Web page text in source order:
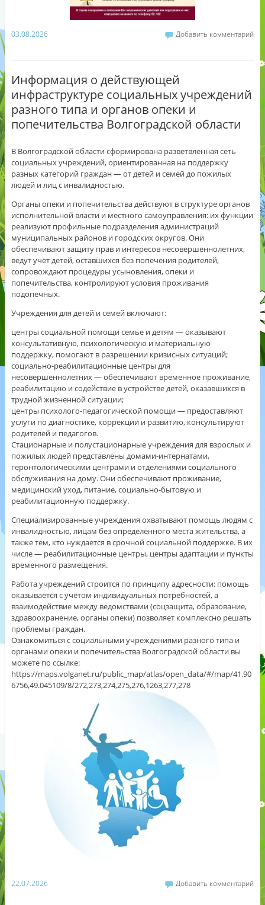
03.08.2026 Добавить комментарий
Информация о действующей
инфраструктуре социальных учреждений
разного типа и органов опеки и
попечительства Волгоградской области
В Волгоградской области сформирована разветвлённая сеть
социальных учреждений, ориентированная на поддержку
разных категорий граждан — от детей и семей до пожилых
людей и лиц с инвалидностью.
Органы опеки и попечительства действуют в структуре органов
исполнительной власти и местного самоуправления: их функции
реализуют профильные подразделения администраций
муниципальных районов и городских округов. Они
обеспечивают защиту прав и интересов несовершеннолетних,
ведут учёт детей, оставшихся без попечения родителей,
сопровождают процедуры усыновления, опеки и
попечительства, контролируют условия проживания
подопечных.
Учреждения для детей и семей включают:
центры социальной помощи семье и детям — оказывают
консультативную, психологическую и материальную
поддержку, помогают в разрешении кризисных ситуаций;
социально-реабилитационные центры для
несовершеннолетних — обеспечивают временное проживание,
реабилитацию и содействие в устройстве детей, оказавшихся в
трудной жизненной ситуации;
центры психолого‑педагогической помощи — предоставляют
услуги по диагностике, коррекции и развитию, консультируют
родителей и педагогов.
Стационарные и полустационарные учреждения для взрослых и
пожилых людей представлены домами‑интернатами,
геронтологическими центрами и отделениями социального
обслуживания на дому. Они обеспечивают проживание,
медицинский уход, питание, социально‑бытовую и
реабилитационную поддержку.
Специализированные учреждения охватывают помощь людям с
инвалидностью, лицам без определённого места жительства, а
также тем, кто нуждается в срочной социальной поддержке. В их
числе — реабилитационные центры, центры адаптации и пункты
временного размещения.
Работа учреждений строится по принципу адресности: помощь
оказывается с учётом индивидуальных потребностей, а
взаимодействие между ведомствами (соцзащита, образование,
здравоохранение, органы опеки) позволяет комплексно решать
проблемы граждан.
Ознакомиться с социальными учреждениями разного типа и
органами опеки и попечительства Волгоградской области вы
можете по ссылке:
https://maps.volganet.ru/public_map/atlas/open_data/#/map/41.90
6756,49.045109/8/272,273,274,275,276,1263,277,278
22.07.2026 Добавить комментарий